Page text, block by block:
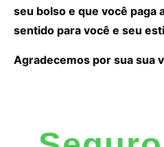
seu bolso e que você paga
sentido para você e seu
Agradecemos por sua sua